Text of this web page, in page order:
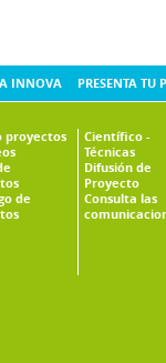
INNOVA
proyectos
de
PRESENTA TU
Científico -
Técnicas
Difusión de
Proyecto
Consulta las